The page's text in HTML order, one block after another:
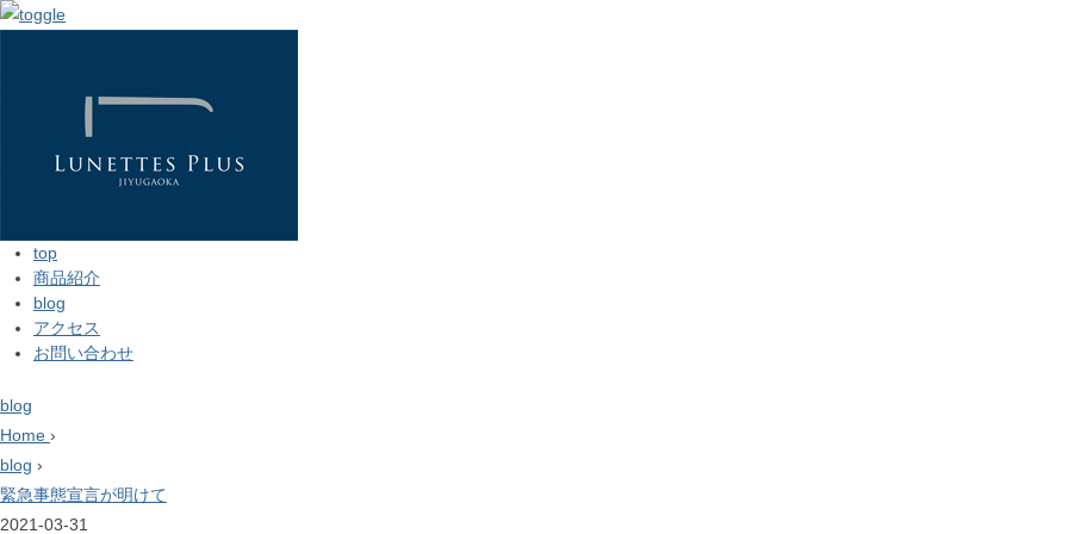
top
商品紹介
blog
アクセス
お問い合わせ
blog
Home ›
blog ›
緊急事態宣言が明けて
2021-03-31